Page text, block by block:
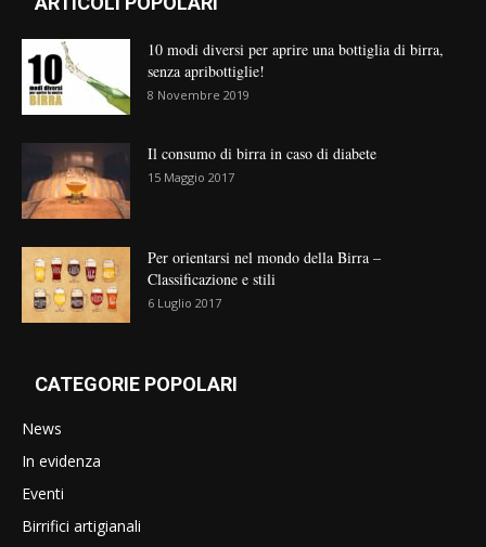
10 modi diversi per aprire una bottiglia di birra,
senza apribottiglie!
8 Novembre 2019
Il consumo di birra in caso di diabete
15 Maggio 2017
Per orientarsi nel mondo della Birra –
Classificazione e stili
6 Luglio 2017
CATEGORIE POPOLARI
News
In evidenza
Eventi
Birrifici artigianali